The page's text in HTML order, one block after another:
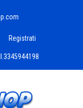
Registrati